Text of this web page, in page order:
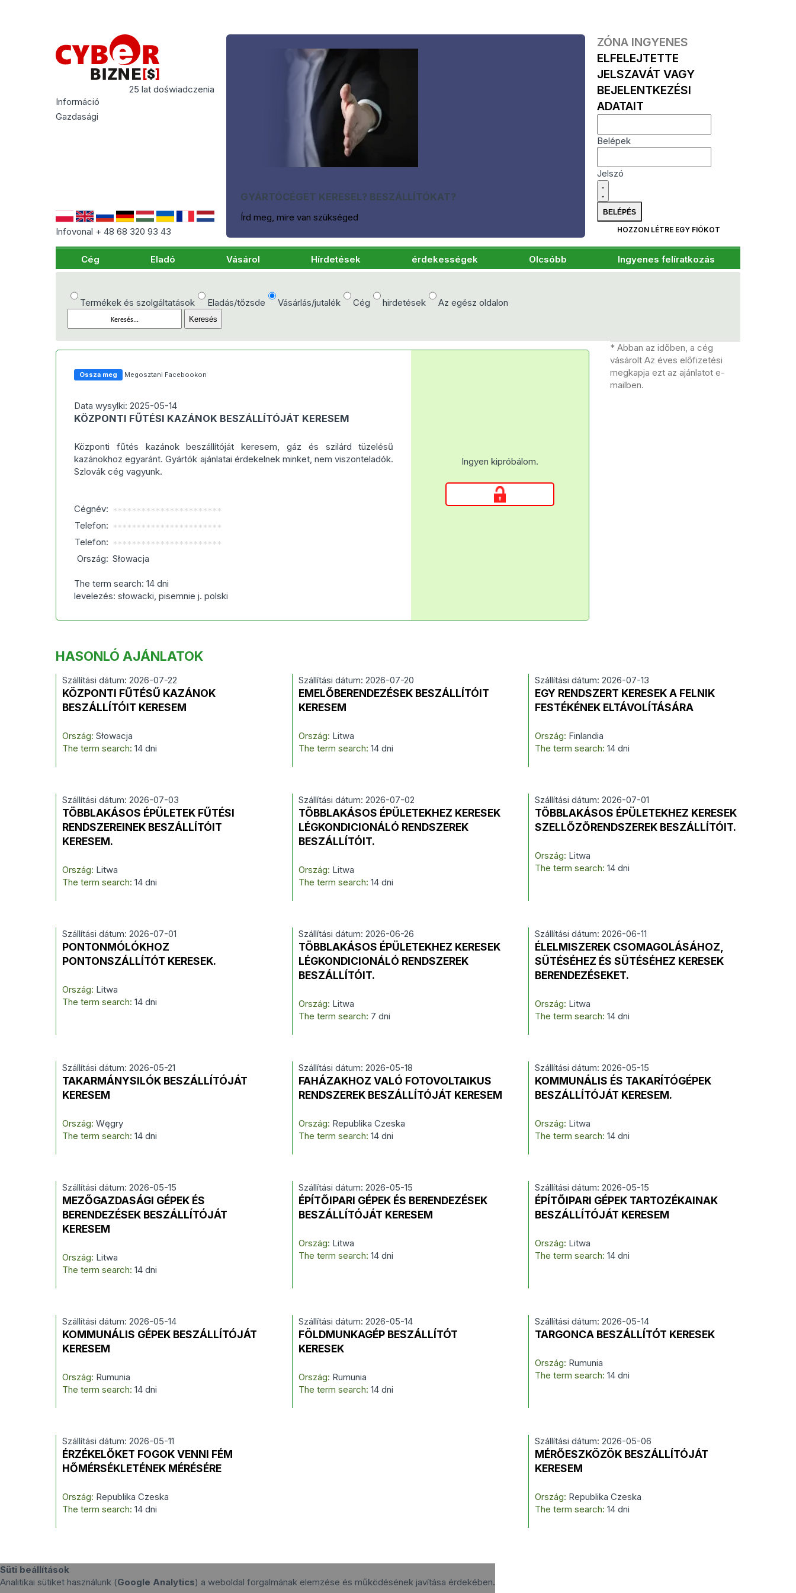
25 lat doświadczenia
Információ
Gazdasági
Infovonal + 48 68 320 93 43
GYÁRTÓCÉGET KERESEL? BESZÁLLÍTÓKAT?
Írd meg, mire van szükséged
ZÓNA INGYENES
ELFELEJTETTE
JELSZAVÁT VAGY
BEJELENTKEZÉSI
ADATAIT
Belépek
Jelszó
HOZZON LÉTRE EGY FIÓKOT
Cég Eladó Vásárol Hírdetések érdekességek Olcsóbb Ingyenes felíratkozás
Termékek és szolgáltatások Eladás/tőzsde Vásárlás/jutalék Cég hirdetések Az egész oldalon
Ossza meg Megosztani Facebookon
Data wysylki: 2025-05-14
KÖZPONTI FŰTÉSI KAZÁNOK BESZÁLLÍTÓJÁT KERESEM
Központi fűtés kazánok beszállítóját keresem, gáz és szilárd tüzelésű
kazánokhoz egyaránt. Gyártók ajánlatai érdekelnek minket, nem viszonteladók.
Szlovák cég vagyunk.
Cégnév: ***********************
Telefon: ***********************
Telefon: ***********************
Ország: Słowacja
The term search: 14 dni
levelezés: słowacki, pisemnie j. polski
Ingyen kipróbálom.
* Abban az időben, a cég
vásárolt Az éves előfizetési
megkapja ezt az ajánlatot e-
mailben.
HASONLÓ AJÁNLATOK
Szállítási dátum: 2026-07-22
KÖZPONTI FŰTÉSŰ KAZÁNOK
BESZÁLLÍTÓIT KERESEM
Ország: Słowacja
The term search:14 dni
Szállítási dátum: 2026-07-20
EMELŐBERENDEZÉSEK BESZÁLLÍTÓIT
KERESEM
Ország: Litwa
The term search: 14 dni
Szállítási dátum: 2026-07-13
EGY RENDSZERT KERESEK A FELNIK
FESTÉKÉNEK ELTÁVOLÍTÁSÁRA
Ország: Finlandia
The term search: 14 dni
Szállítási dátum: 2026-07-03
TÖBBLAKÁSOS ÉPÜLETEK FŰTÉSI
RENDSZEREINEK BESZÁLLÍTÓIT
KERESEM.
Ország: Litwa
The term search:14 dni
Szállítási dátum: 2026-07-02
TÖBBLAKÁSOS ÉPÜLETEKHEZ KERESEK
LÉGKONDICIONÁLÓ RENDSZEREK
BESZÁLLÍTÓIT.
Ország: Litwa
The term search: 14 dni
Szállítási dátum: 2026-07-01
TÖBBLAKÁSOS ÉPÜLETEKHEZ KERESEK
SZELLŐZŐRENDSZEREK BESZÁLLÍTÓIT.
Ország: Litwa
The term search: 14 dni
Szállítási dátum: 2026-07-01
PONTONMÓLÓKHOZ
PONTONSZÁLLÍTÓT KERESEK.
Ország: Litwa
The term search:14 dni
Szállítási dátum: 2026-06-26
TÖBBLAKÁSOS ÉPÜLETEKHEZ KERESEK
LÉGKONDICIONÁLÓ RENDSZEREK
BESZÁLLÍTÓIT.
Ország: Litwa
The term search: 7 dni
Szállítási dátum: 2026-06-11
ÉLELMISZEREK CSOMAGOLÁSÁHOZ,
SÜTÉSÉHEZ ÉS SÜTÉSÉHEZ KERESEK
BERENDEZÉSEKET.
Ország: Litwa
The term search: 14 dni
Szállítási dátum: 2026-05-21
TAKARMÁNYSILÓK BESZÁLLÍTÓJÁT
KERESEM
Ország: Węgry
The term search:14 dni
Szállítási dátum: 2026-05-18
FAHÁZAKHOZ VALÓ FOTOVOLTAIKUS
RENDSZEREK BESZÁLLÍTÓJÁT KERESEM
Ország: Republika Czeska
The term search: 14 dni
Szállítási dátum: 2026-05-15
KOMMUNÁLIS ÉS TAKARÍTÓGÉPEK
BESZÁLLÍTÓJÁT KERESEM.
Ország: Litwa
The term search: 14 dni
Szállítási dátum: 2026-05-15
MEZŐGAZDASÁGI GÉPEK ÉS
BERENDEZÉSEK BESZÁLLÍTÓJÁT
KERESEM
Ország: Litwa
The term search:14 dni
Szállítási dátum: 2026-05-15
ÉPÍTŐIPARI GÉPEK ÉS BERENDEZÉSEK
BESZÁLLÍTÓJÁT KERESEM
Ország: Litwa
The term search: 14 dni
Szállítási dátum: 2026-05-15
ÉPÍTŐIPARI GÉPEK TARTOZÉKAINAK
BESZÁLLÍTÓJÁT KERESEM
Ország: Litwa
The term search: 14 dni
Szállítási dátum: 2026-05-14
KOMMUNÁLIS GÉPEK BESZÁLLÍTÓJÁT
KERESEM
Ország: Rumunia
The term search:14 dni
Szállítási dátum: 2026-05-14
FÖLDMUNKAGÉP BESZÁLLÍTÓT
KERESEK
Ország: Rumunia
The term search: 14 dni
Szállítási dátum: 2026-05-14
TARGONCA BESZÁLLÍTÓT KERESEK
Ország: Rumunia
The term search: 14 dni
Szállítási dátum: 2026-05-11
ÉRZÉKELŐKET FOGOK VENNI FÉM
HŐMÉRSÉKLETÉNEK MÉRÉSÉRE
Ország: Republika Czeska
The term search:14 dni
Szállítási dátum: 2026-05-06
MÉRŐESZKÖZÖK BESZÁLLÍTÓJÁT
KERESEM
Ország: Republika Czeska
The term search: 14 dni
Süti beállítások
Analitikai sütiket használunk (Google Analytics) a weboldal forgalmának elemzése és működésének javítása érdekében.